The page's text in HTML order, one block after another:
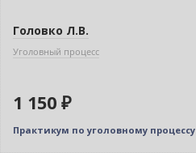
Головко Л.В.
Уголовный процесс
1 150 ₽
Практикум по уголовному процессу